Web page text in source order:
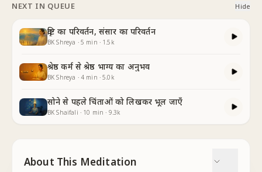
NEXT IN QUEUE Hide
दृष्टि का परिवर्तन, संसार का परिवर्तन
BK Shreya · 5 min · 1.5k
श्रेष्ठ कर्म से श्रेष्ठ भाग्य का अनुभव
BK Shreya · 4 min ·5.0k
सोने से पहले चिंताओं को लिखकर भूल जाएँ
BK Shaifali · 10 min · 9.3k
About This Meditation